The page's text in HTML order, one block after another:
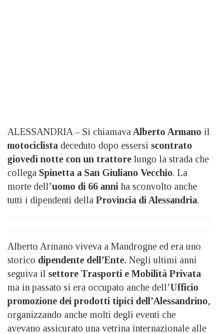
ALESSANDRIA – Si chiamava Alberto Armano il
motociclista deceduto dopo essersi scontrato
giovedì notte con un trattore lungo la strada che
collega Spinetta a San Giuliano Vecchio. La
morte dell’uomo di 66 anni ha sconvolto anche
tutti i dipendenti della Provincia di Alessandria.
Alberto Armano viveva a Mandrogne ed era uno
storico dipendente dell’Ente. Negli ultimi anni
seguiva il settore Trasporti e Mobilità Privata
ma in passato si era occupato anche dell’Ufficio
promozione dei prodotti tipici dell’Alessandrino,
organizzando anche molti degli eventi che
avevano assicurato una vetrina internazionale alle